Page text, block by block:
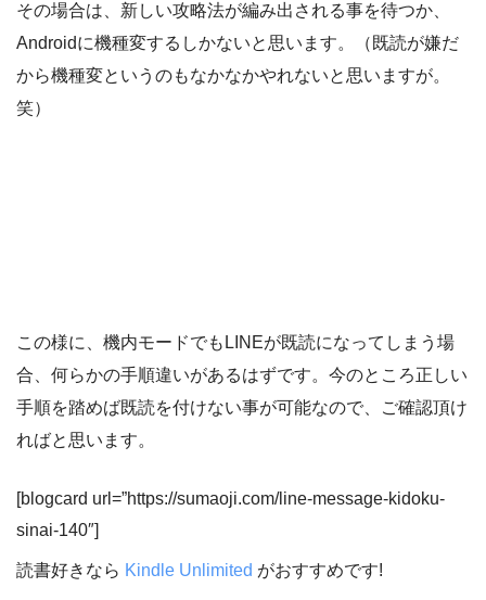
その場合は、新しい攻略法が編み出される事を待つか、
Androidに機種変するしかないと思います。（既読が嫌だ
から機種変というのもなかなかやれないと思いますが。
笑）
この様に、機内モードでもLINEが既読になってしまう場
合、何らかの手順違いがあるはずです。今のところ正しい
手順を踏めば既読を付けない事が可能なので、ご確認頂け
ればと思います。
[blogcard url=”https://sumaoji.com/line-message-kidoku-
sinai-140″]
読書好きなら Kindle Unlimited がおすすめです!